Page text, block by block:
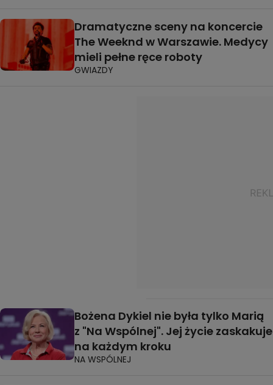
Dramatyczne sceny na koncercie
The Weeknd w Warszawie. Medycy
mieli pełne ręce roboty
GWIAZDY
Bożena Dykiel nie była tylko Marią
z "Na Wspólnej". Jej życie zaskakuje
na każdym kroku
NA WSPÓLNEJ